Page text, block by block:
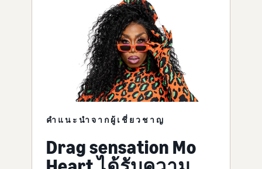
คำแนะนำจากผู้เชี่ยวชาญ
Drag sensation Mo